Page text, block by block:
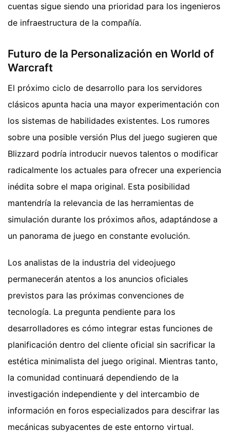
cuentas sigue siendo una prioridad para los ingenieros
de infraestructura de la compañía.
Futuro de la Personalización en World of
Warcraft
El próximo ciclo de desarrollo para los servidores
clásicos apunta hacia una mayor experimentación con
los sistemas de habilidades existentes. Los rumores
sobre una posible versión Plus del juego sugieren que
Blizzard podría introducir nuevos talentos o modificar
radicalmente los actuales para ofrecer una experiencia
inédita sobre el mapa original. Esta posibilidad
mantendría la relevancia de las herramientas de
simulación durante los próximos años, adaptándose a
un panorama de juego en constante evolución.
Los analistas de la industria del videojuego
permanecerán atentos a los anuncios oficiales
previstos para las próximas convenciones de
tecnología. La pregunta pendiente para los
desarrolladores es cómo integrar estas funciones de
planificación dentro del cliente oficial sin sacrificar la
estética minimalista del juego original. Mientras tanto,
la comunidad continuará dependiendo de la
investigación independiente y del intercambio de
información en foros especializados para descifrar las
mecánicas subyacentes de este entorno virtual.